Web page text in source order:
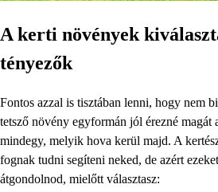
A kerti növények
tényezők
Fontos azzal is tisztában lenni, hogy nem
tetsző növény egyformán jól érezné magát
mindegy, melyik hova kerül majd. A
fognak tudni segíteni neked, de azért
átgondolnod, mielőtt választasz: